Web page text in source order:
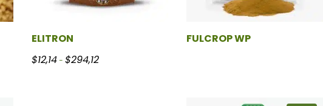
ELITRON
$12,14- $294,12Rango de precios: desde $12,14 hasta $294,12
FULCROP WP